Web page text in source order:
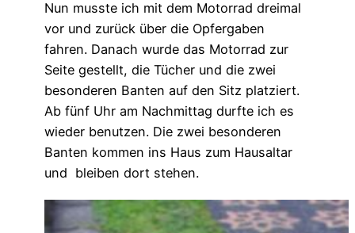
Nun musste ich mit dem Motorrad dreimal
vor und zurück über die Opfergaben
fahren. Danach wurde das Motorrad zur
Seite gestellt, die Tücher und die zwei
besonderen Banten auf den Sitz platziert.
Ab fünf Uhr am Nachmittag durfte ich es
wieder benutzen. Die zwei besonderen
Banten kommen ins Haus zum Hausaltar
und bleiben dort stehen.